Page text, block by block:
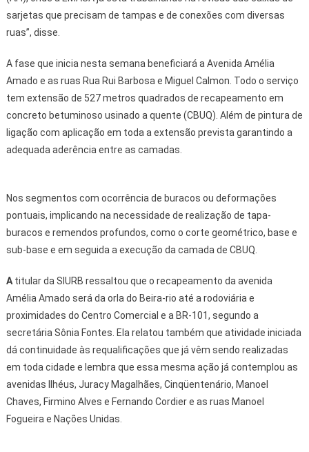
sarjetas que precisam de tampas e de conexões com diversas
ruas”, disse.
A fase que inicia nesta semana beneficiará a Avenida Amélia
Amado e as ruas Rua Rui Barbosa e Miguel Calmon. Todo o serviço
tem extensão de 527 metros quadrados de recapeamento em
concreto betuminoso usinado a quente (CBUQ). Além de pintura de
ligação com aplicação em toda a extensão prevista garantindo a
adequada aderência entre as camadas.
Nos segmentos com ocorrência de buracos ou deformações
pontuais, implicando na necessidade de realização de tapa-
buracos e remendos profundos, como o corte geométrico, base e
sub-base e em seguida a execução da camada de CBUQ.
A titular da SIURB ressaltou que o recapeamento da avenida
Amélia Amado será da orla do Beira-rio até a rodoviária e
proximidades do Centro Comercial e a BR-101, segundo a
secretária Sônia Fontes. Ela relatou também que atividade iniciada
dá continuidade às requalificações que já vêm sendo realizadas
em toda cidade e lembra que essa mesma ação já contemplou as
avenidas Ilhéus, Juracy Magalhães, Cinqüentenário, Manoel
Chaves, Firmino Alves e Fernando Cordier e as ruas Manoel
Fogueira e Nações Unidas.